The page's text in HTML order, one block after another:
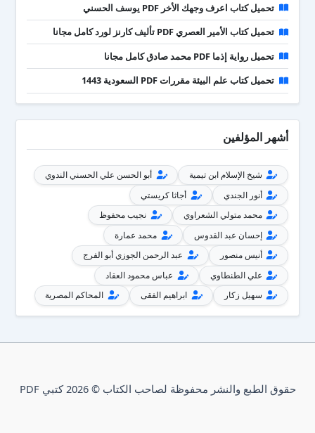
تحميل كتاب اعرف وجهك الأخر PDF يوسف الحسني
تحميل كتاب الأمير العصري PDF تأليف كارنز لورد كامل مجانا
تحميل رواية إذما PDF محمد صادق كامل مجانا
تحميل كتاب علم البيئة مقررات PDF السعودية 1443
أشهر المؤلفين
شيخ الإسلام ابن تيمية
أبو الحسن علي الحسني الندوي
أنور الجندي
أجاثا كريستي
محمد متولي الشعراوي
نجيب محفوظ
إحسان عبد القدوس
محمد عمارة
أنيس منصور
عبد الرحمن الجوزي أبو الفرج
علي الطنطاوي
عباس محمود العقاد
سهيل زكار
ابراهيم الفقى المحاكم المصرية
حقوق الطبع والنشر محفوظة لصاحب الكتاب © 2026 كتبي PDF